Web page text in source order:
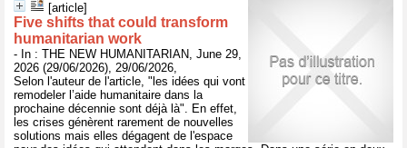
[article]
Five shifts that could transform
humanitarian work
- In : THE NEW HUMANITARIAN, June 29,
2026 (29/06/2026), 29/06/2026,
Selon l'auteur de l'article, "les idées qui vont
remodeler l’aide humanitaire dans la
prochaine décennie sont déjà là". En effet,
les crises génèrent rarement de nouvelles
solutions mais elles dégagent de l'espace